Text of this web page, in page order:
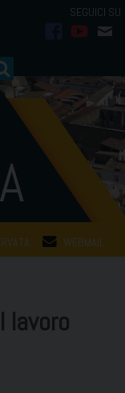
WEBMAIL
lavoro